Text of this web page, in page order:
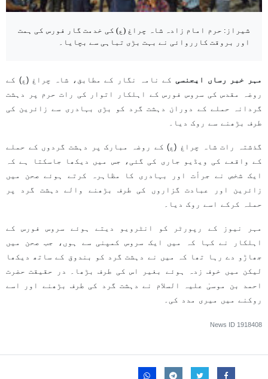
شیراز: حرم امام زادہ شاہ چراغ (ع) کی خدمت گار فورس کی ہمت
اور بروقت کارروائی نے بہت بڑی تباہی سے بچایا۔
مہر خبر رساں ایجنسی کے نامہ نگار کے مطابق، شاہ چراغ (ع) کے
روضہ مقدس کی سروس فورس کے اہلکار اتوار کی رات حرم پر دہشت
گردانہ حملے کے دوران دہشت گرد کو بڑی بہادری سے زائرین کی
طرف بڑھنے سے روک دیا۔
گذشتہ رات شاہ چراغ (ع) کے روضہ مبارک پر دہشت گردوں کے حملے
کے واقعے کی ویڈیو جاری کی گئی، جس میں دیکھا جاسکتا ہے کہ
ایک شخص نے جرأت اور بہادری کا مظاہرہ کرتے ہوئے صحن میں
زائرین اور عبادت گزاروں کی طرف بڑھنے والے دہشت گرد پر
حملہ کرکے اسے روک دیا۔
مہر نیوز کے رپورٹر کو انٹرویو دیتے ہوئے سروس فورس کے
اہلکار نے کہا کہ میں ایک سروس کمپنی سے ہوں، جب صحن میں
جھاڑو دے رہا تھا کہ میں نے دہشت گرد کو بندوق کے ساتھ دیکھا
لیکن میں خوف زدہ ہوئے بغیر اس کی طرف بڑھا۔ در حقیقت حضرت
احمد بن موسیٰ علیہ السلام نے دہشت گرد کی طرف بڑھنے اور اسے
روکنے میں میری مدد کی۔
News ID 1918408